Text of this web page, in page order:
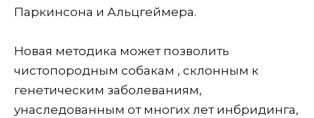
Паркинсона и Альцгеймера.
Новая методика может позволить
чистопородным собакам , склонным к
генетическим заболеваниям,
унаследованным от многих лет инбридинга,